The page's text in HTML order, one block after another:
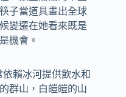
子當道具畫出全球
變遷在她看來既是
機會。
賴冰河提供飲水和
群山，白皚皚的山